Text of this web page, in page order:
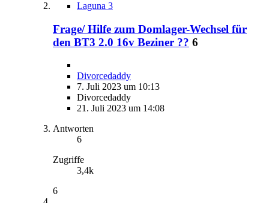
Laguna 3
Frage/ Hilfe zum Domlager-Wechsel für
den BT3 2.0 16v Beziner ?? 6
Divorcedaddy
7. Juli 2023 um 10:13
Divorcedaddy
21. Juli 2023 um 14:08
Antworten
6
Zugriffe
3,4k
6